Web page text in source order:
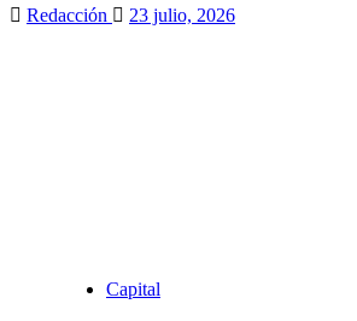
Redacción 23 julio, 2026
Capital